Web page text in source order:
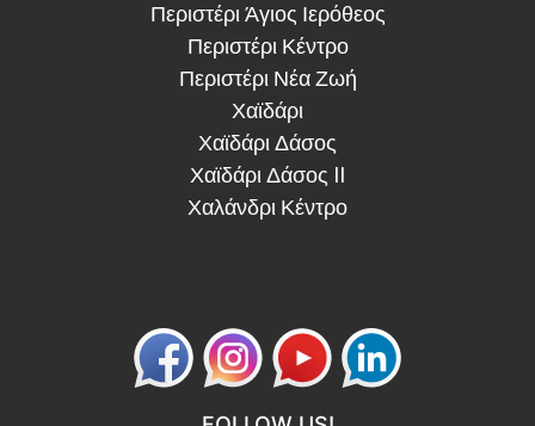
Περιστέρι Άγιος Ιερόθεος
Περιστέρι Κέντρο
Περιστέρι Νέα Ζωή
Χαϊδάρι
Χαϊδάρι Δάσος
Χαϊδάρι Δάσος II
Χαλάνδρι Κέντρο